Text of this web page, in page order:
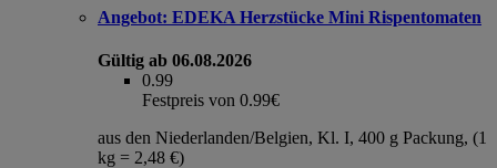
Angebot: EDEKA Herzstücke Mini Rispentomaten
Gültig ab 06.08.2026
0.99
Festpreis von 0.99€
aus den Niederlanden/Belgien, Kl. I, 400 g Packung, (1
kg = 2,48 €)